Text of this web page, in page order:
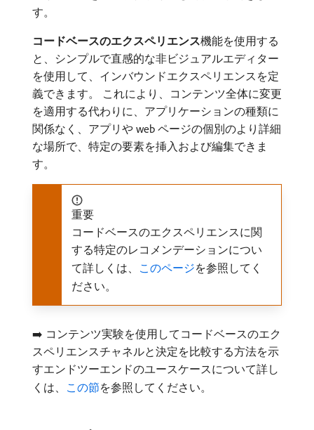
す。
コードベースのエクスペリエンス​機能を使用する
と、シンプルで直感的な非ビジュアルエディター
を使用して、インバウンドエクスペリエンスを定
義できます。 これにより、コンテンツ全体に変更
を適用する代わりに、アプリケーションの種類に
関係なく、アプリや web ページの個別のより詳細
な場所で、特定の要素を挿入および編集できま
す。
重要
コードベースのエクスペリエンスに関
する特定のレコメンデーションについ
て詳しくは、 このページを参照してく
ださい。
➡️ コンテンツ実験を使用してコードベースのエク
スペリエンスチャネルと決定を比較する方法を示
すエンドツーエンドのユースケースについて詳し
くは、 この節を参照してください。